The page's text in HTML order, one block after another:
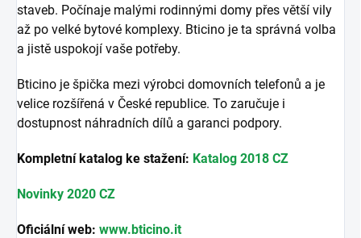
staveb. Počínaje malými rodinnými domy přes větší vily
až po velké bytové komplexy. Bticino je ta správná volba
a jistě uspokojí vaše potřeby.
Bticino je špička mezi výrobci domovních telefonů a je
velice rozšířená v České republice. To zaručuje i
dostupnost náhradních dílů a garanci podpory.
Kompletní katalog ke stažení: Katalog 2018 CZ
Novinky 2020 CZ
Oficiální web: www.bticino.it